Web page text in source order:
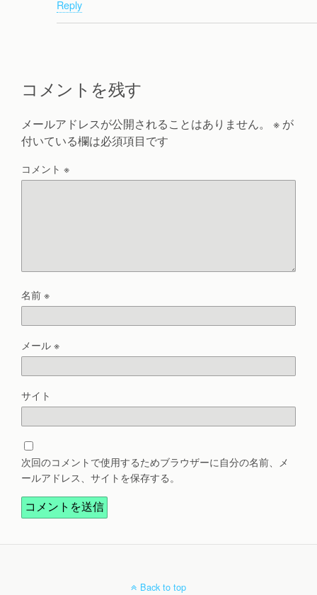
Reply
コメントを残す
メールアドレスが公開されることはありません。 ※ が
付いている欄は必須項目です
コメント ※
名前※
メール※
サイト
次回のコメントで使用するためブラウザーに自分の名前、メ
ールアドレス、サイトを保存する。
Back to top